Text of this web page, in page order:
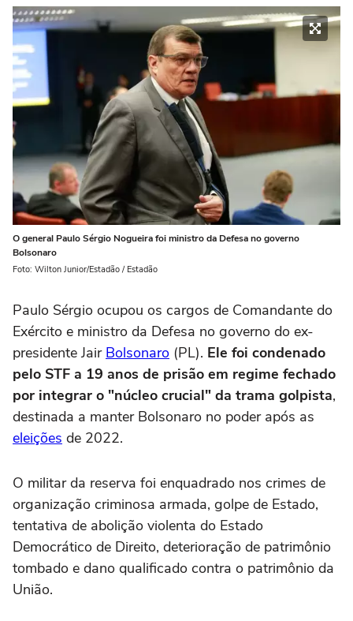
O general Paulo Sérgio Nogueira foi ministro da Defesa no governo
Bolsonaro
Foto: Wilton Junior/Estadão / Estadão
Paulo Sérgio ocupou os cargos de Comandante do
Exército e ministro da Defesa no governo do ex-
presidente Jair Bolsonaro (PL). Ele foi condenado
pelo STF a 19 anos de prisão em regime fechado
por integrar o "núcleo crucial" da trama golpista,
destinada a manter Bolsonaro no poder após as
eleições de 2022.
O militar da reserva foi enquadrado nos crimes de
organização criminosa armada, golpe de Estado,
tentativa de abolição violenta do Estado
Democrático de Direito, deterioração de patrimônio
tombado e dano qualificado contra o patrimônio da
União.